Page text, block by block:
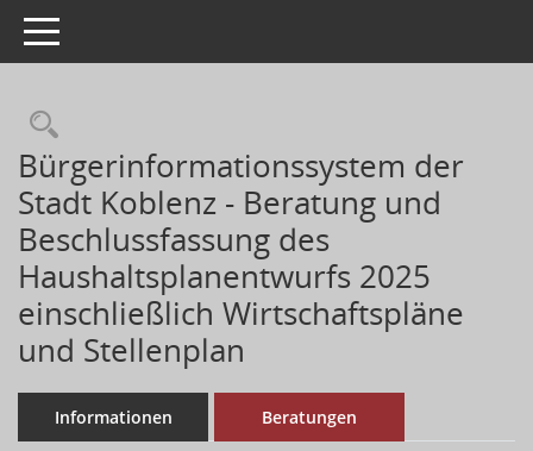
Toggle navigation
Rechercheauswahl
Bürgerinformationssystem der
Stadt Koblenz - Beratung und
Beschlussfassung des
Haushaltsplanentwurfs 2025
einschließlich Wirtschaftspläne
und Stellenplan
Informationen Beratungen